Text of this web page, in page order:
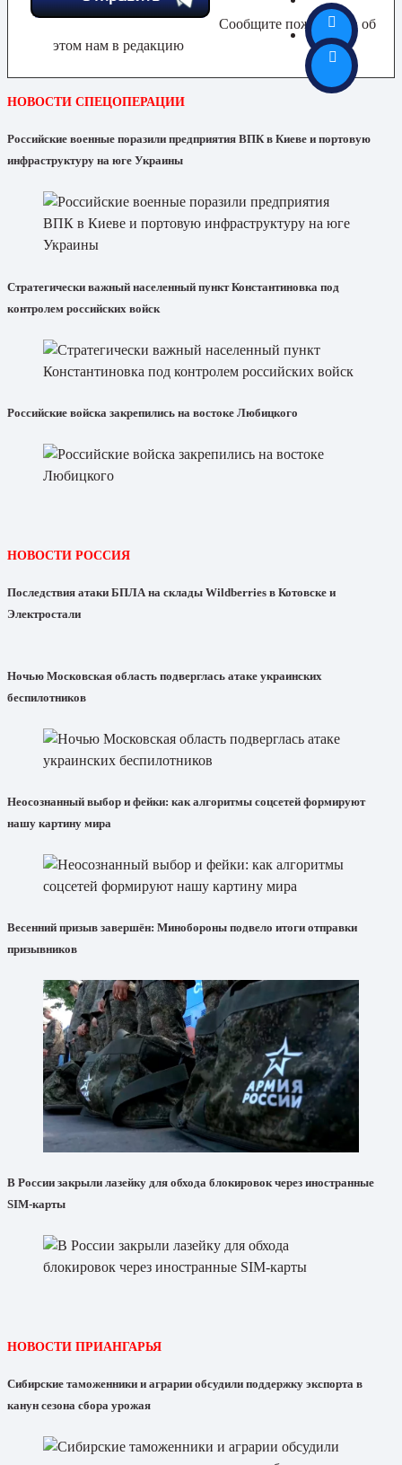
Сообщите пожалуйста об
этом нам в редакцию
НОВОСТИ СПЕЦОПЕРАЦИИ
Российские военные поразили предприятия ВПК в Киеве и портовую
инфраструктуру на юге Украины
Стратегически важный населенный пункт Константиновка под
контролем российских войск
Российские войска закрепились на востоке Любицкого
НОВОСТИ РОССИЯ
Последствия атаки БПЛА на склады Wildberries в Котовске и
Электростали
Ночью Московская область подверглась атаке украинских
беспилотников
Неосознанный выбор и фейки: как алгоритмы соцсетей формируют
нашу картину мира
Весенний призыв завершён: Минобороны подвело итоги отправки
призывников
В России закрыли лазейку для обхода блокировок через иностранные
SIM-карты
НОВОСТИ ПРИАНГАРЬЯ
Сибирские таможенники и аграрии обсудили поддержку экспорта в
канун сезона сбора урожая